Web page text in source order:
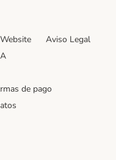
Aviso Legal
de pago